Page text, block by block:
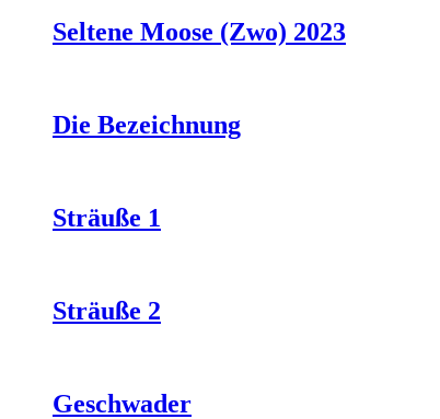
Seltene Moose (Zwo) 2023
Die Bezeichnung
Sträuße 1
Sträuße 2
Geschwader